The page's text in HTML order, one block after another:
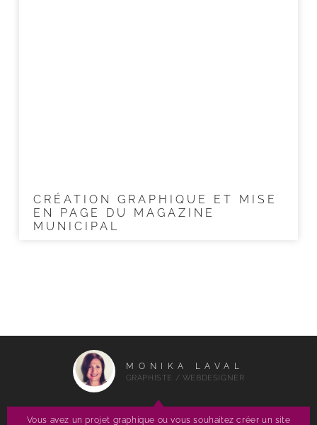
CRÉATION GRAPHIQUE ET MISE
EN PAGE DU MAGAZINE
MUNICIPAL
Vous avez un projet graphique ou vous souhaitez créer un site
MONIKA LAVAL
GRAPHISTE / WEBDESIGNER